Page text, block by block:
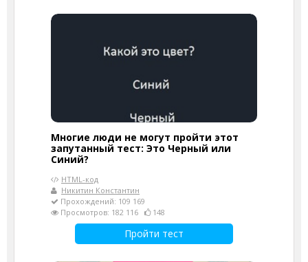
Многие люди не могут пройти этот
запутанный тест: Это Черный или
Синий?
HTML-код
Никитин Константин
Прохождений: 109 169
Просмотров: 182 116
148
Пройти тест